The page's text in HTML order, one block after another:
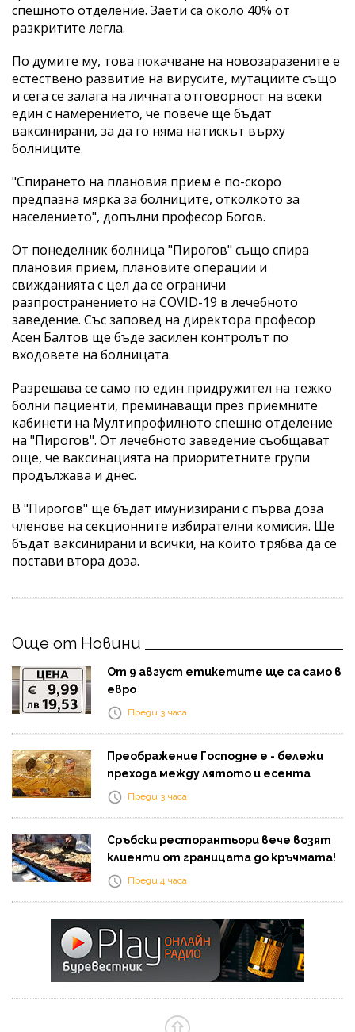
спешното отделение. Заети са около 40% от
разкритите легла.
По думите му, това покачване на новозаразените е
естествено развитие на вирусите, мутациите също
и сега се залага на личната отговорност на всеки
един с намерението, че повече ще бъдат
ваксинирани, за да го няма натискът върху
болниците.
"Спирането на плановия прием е по-скоро
предпазна мярка за болниците, отколкото за
населението", допълни професор Богов.
От понеделник болница "Пирогов" също спира
плановия прием, плановите операции и
свижданията с цел да се ограничи
разпространението на COVID-19 в лечебното
заведение. Със заповед на директора професор
Асен Балтов ще бъде засилен контролът по
входовете на болницата.
Разрешава се само по един придружител на тежко
болни пациенти, преминаващи през приемните
кабинети на Мултипрофилното спешно отделение
на "Пирогов". От лечебното заведение съобщават
още, че ваксинацията на приоритетните групи
продължава и днес.
В "Пирогов" ще бъдат имунизирани с първа доза
членове на секционните избирателни комисия. Ще
бъдат ваксинирани и всички, на които трябва да се
постави втора доза.
Още от Новини
От 9 август етикетите ще са само в
евро
Преди 3 часа
Преображение Господне е - бележи
прехода между лятото и есента
Преди 3 часа
Сръбски ресторантьори вече возят
клиенти от границата до кръчмата!
Преди 4 часа